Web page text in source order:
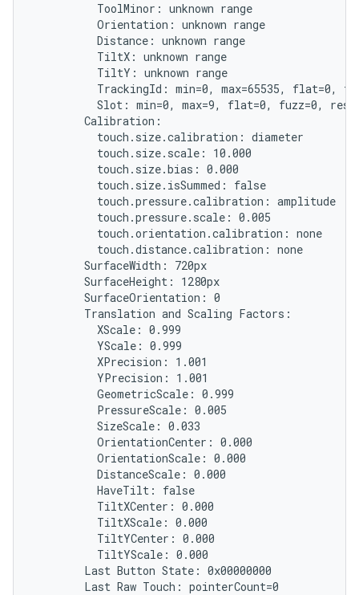
          ToolMinor: unknown range
          Orientation: unknown range
          Distance: unknown range
          TiltX: unknown range
          TiltY: unknown range
TrackingId: min=0, max=65535, flat=0,
Slot: min=0, max=9, flat=0, fuzz=0,
        Calibration:
          touch.size.calibration: diameter
          touch.size.scale: 10.000
          touch.size.bias: 0.000
          touch.size.isSummed: false
          touch.pressure.calibration: amplitude
          touch.pressure.scale: 0.005
          touch.orientation.calibration: none
          touch.distance.calibration: none
        SurfaceWidth: 720px
        SurfaceHeight: 1280px
        SurfaceOrientation: 0
        Translation and Scaling Factors:
          XScale: 0.999
          YScale: 0.999
          XPrecision: 1.001
          YPrecision: 1.001
          GeometricScale: 0.999
          PressureScale: 0.005
          SizeScale: 0.033
          OrientationCenter: 0.000
          OrientationScale: 0.000
          DistanceScale: 0.000
          HaveTilt: false
          TiltXCenter: 0.000
          TiltXScale: 0.000
          TiltYCenter: 0.000
          TiltYScale: 0.000
        Last Button State: 0x00000000
        Last Raw Touch: pointerCount=0